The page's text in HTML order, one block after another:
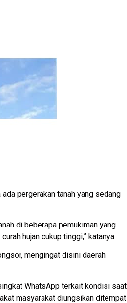
pergerakan tanah yang sedang
di beberapa pemukiman yang
hujan cukup tinggi,” katanya.
mengingat disini daerah
WhatsApp terkait kondisi saat
masyarakat diungsikan ditempat